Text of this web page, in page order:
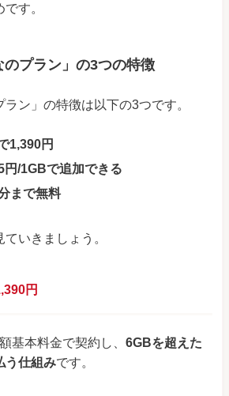
す。
のプラン」の3つの特徴
ラン」の特徴は以下の3つです。
1,390円
円/1GBで追加できる
まで無料
いきましょう。
円
基本料金で契約し、 6GBを超えた
う仕組みです。